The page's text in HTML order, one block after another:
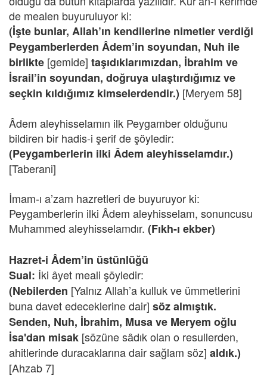
de mealen buyuruluyor ki:
(İşte bunlar, Allah’ın kendilerine nimetler verdiği
Peygamberlerden Âdem’in soyundan, Nuh ile
birlikte [gemide] taşıdıklarımızdan, İbrahim ve
İsrail’in soyundan, doğruya ulaştırdığımız ve
seçkin kıldığımız kimselerdendir.) [Meryem 58]
Âdem aleyhisselamın ilk Peygamber olduğunu
bildiren bir hadis-i şerif de şöyledir:
(Peygamberlerin ilki Âdem aleyhisselamdır.)
[Taberani]
İmam-ı a’zam hazretleri de buyuruyor ki:
Peygamberlerin ilki Âdem aleyhisselam, sonuncusu
Muhammed aleyhisselamdır. (Fıkh-ı ekber)
Hazret-i Âdem’in üstünlüğü
Sual: İki âyet meali şöyledir:
(Nebilerden [Yalnız Allah’a kulluk ve ümmetlerini
buna davet edeceklerine dair] söz almıştık.
Senden, Nuh, İbrahim, Musa ve Meryem oğlu
İsa'dan misak [sözüne sâdık olan o resullerden,
ahitlerinde duracaklarına dair sağlam söz] aldık.)
[Ahzab 7]